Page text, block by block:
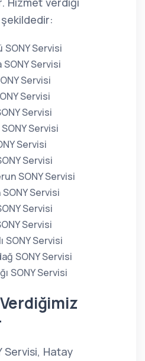
SONY Servisi
Servisi
Servisi
Servisi
Servisi
Servisi
Servisi
Servisi
SONY Servisi
SONY Servisi
Servisi
Servisi
SONY Servisi
SONY Servisi
SONY Servisi
Servisi, Hatay